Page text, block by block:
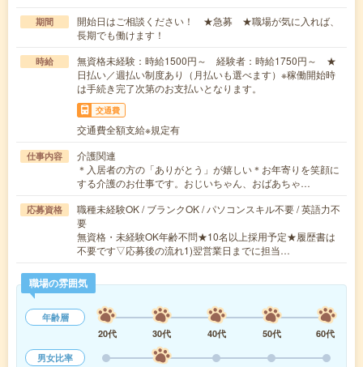
期間
開始日はご相談ください！ ★急募 ★職場が気に入れば、
長期でも働けます！
時給
無資格未経験：時給1500円～ 経験者：時給1750円～ ★
日払い／週払い制度あり（月払いも選べます）※稼働開始時
は手続き完了次第のお支払いとなります。
交通費
交通費全額支給※規定有
仕事内容
介護関連
＊入居者の方の「ありがとう」が嬉しい＊お年寄りを笑顔に
する介護のお仕事です。おじいちゃん、おばあちゃ…
応募資格
職種未経験OK / ブランクOK / パソコンスキル不要 / 英語力不
要
無資格・未経験OK年齢不問★10名以上採用予定★履歴書は
不要です▽応募後の流れ1)翌営業日までに担当…
職場の雰囲気
年齢層
20代
30代 40代 50代
60代
男女比率